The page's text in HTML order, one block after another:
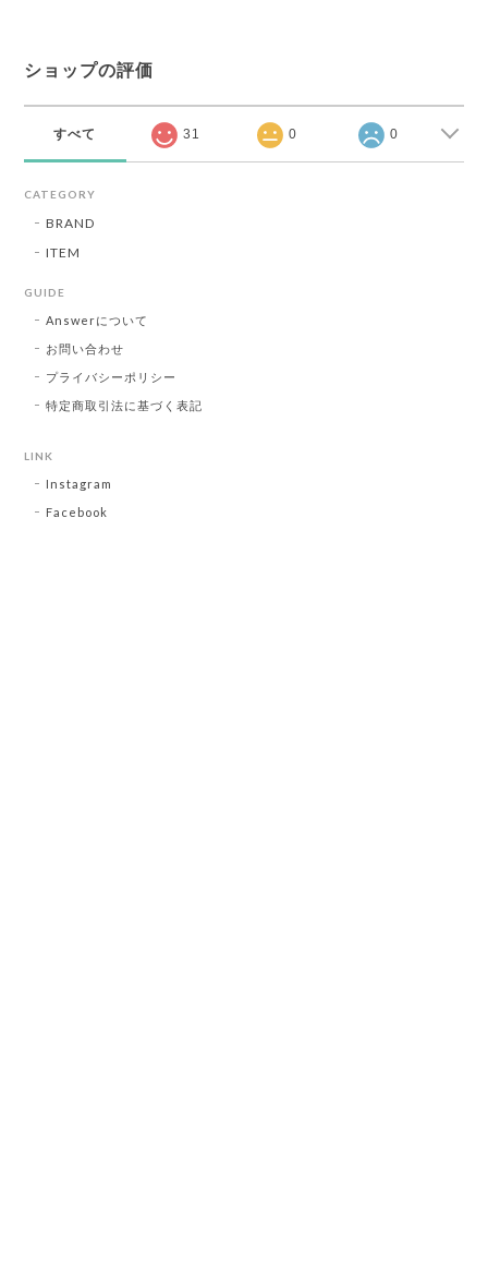
ショップの評価
すべて 31 0 0
CATEGORY
BRAND
ITEM
GUIDE
Answerについて
お問い合わせ
プライバシーポリシー
特定商取引法に基づく表記
LINK
Instagram
Facebook